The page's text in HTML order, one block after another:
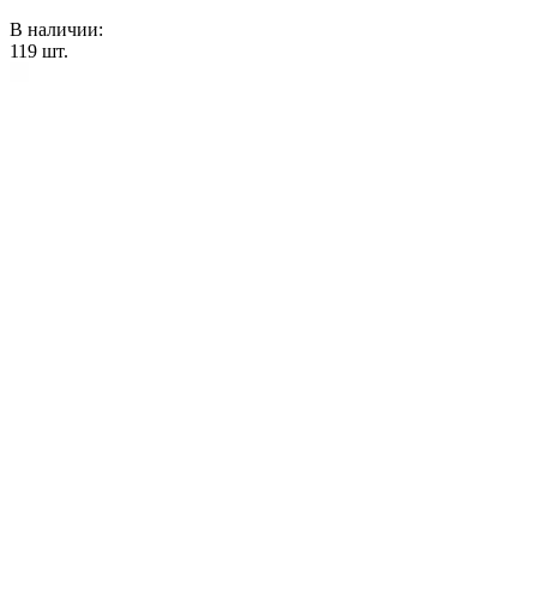
В наличии:
119 шт.